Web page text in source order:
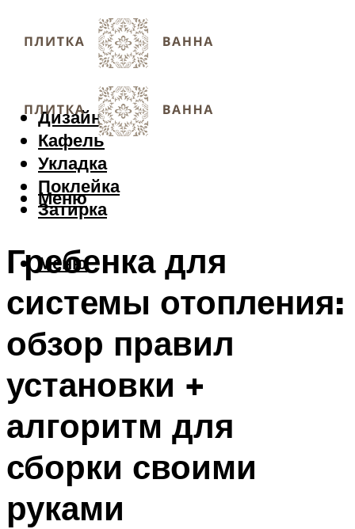
Дизайн
Кафель
Укладка
Поклейка
Затирка
Меню
Меню
Гребенка для
системы отопления:
обзор правил
установки +
алгоритм для
сборки своими
руками